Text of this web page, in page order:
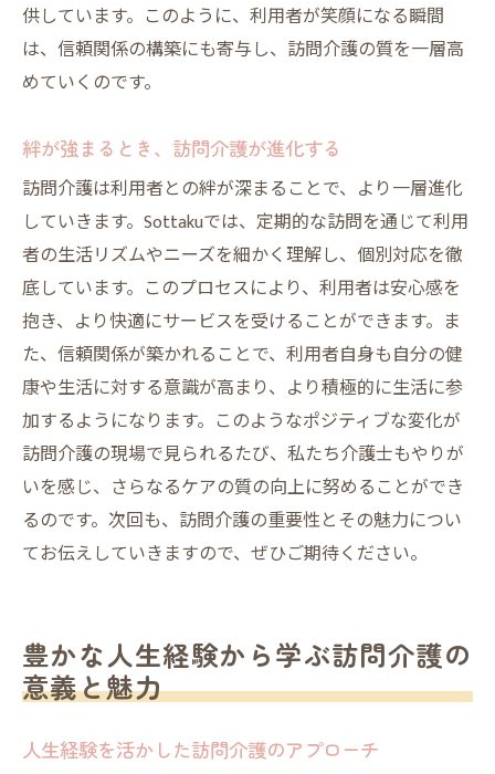
供しています。このように、利用者が笑顔になる瞬間
は、信頼関係の構築にも寄与し、訪問介護の質を一層高
めていくのです。
絆が強まるとき、訪問介護が進化する
訪問介護は利用者との絆が深まることで、より一層進化
していきます。Sottakuでは、定期的な訪問を通じて利用
者の生活リズムやニーズを細かく理解し、個別対応を徹
底しています。このプロセスにより、利用者は安心感を
抱き、より快適にサービスを受けることができます。ま
た、信頼関係が築かれることで、利用者自身も自分の健
康や生活に対する意識が高まり、より積極的に生活に参
加するようになります。このようなポジティブな変化が
訪問介護の現場で見られるたび、私たち介護士もやりが
いを感じ、さらなるケアの質の向上に努めることができ
るのです。次回も、訪問介護の重要性とその魅力につい
てお伝えしていきますので、ぜひご期待ください。
豊かな人生経験から学ぶ訪問介護の
意義と魅力
人生経験を活かした訪問介護のアプローチ